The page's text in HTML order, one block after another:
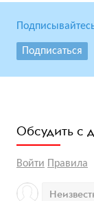
Подписаться
Обсудить с
Войти Правила